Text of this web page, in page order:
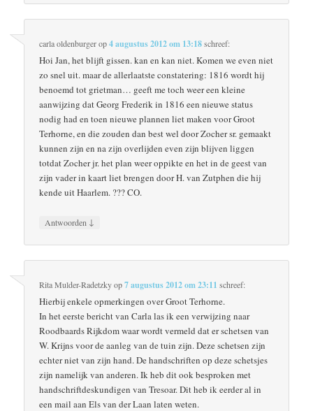
carla oldenburgerop4 augustus 2012 om 13:18schreef:
Hoi Jan, het blijft gissen. kan en kan niet. Komen we even niet
zo snel uit. maar de allerlaatste constatering: 1816 wordt hij
benoemd tot grietman… geeft me toch weer een kleine
aanwijzing dat Georg Frederik in 1816 een nieuwe status
nodig had en toen nieuwe plannen liet maken voor Groot
Terhorne, en die zouden dan best wel door Zocher sr. gemaakt
kunnen zijn en na zijn overlijden even zijn blijven liggen
totdat Zocher jr. het plan weer oppikte en het in de geest van
zijn vader in kaart liet brengen door H. van Zutphen die hij
kende uit Haarlem. ??? CO.
Antwoorden ↓
Rita Mulder-Radetzkyop7 augustus 2012 om 23:11 schreef:
Hierbij enkele opmerkingen over Groot Terhorne.
In het eerste bericht van Carla las ik een verwijzing naar
Roodbaards Rijkdom waar wordt vermeld dat er schetsen van
W. Krijns voor de aanleg van de tuin zijn. Deze schetsen zijn
echter niet van zijn hand. De handschriften op deze schetsjes
zijn namelijk van anderen. Ik heb dit ook besproken met
handschriftdeskundigen van Tresoar. Dit heb ik eerder al in
een mail aan Els van der Laan laten weten.